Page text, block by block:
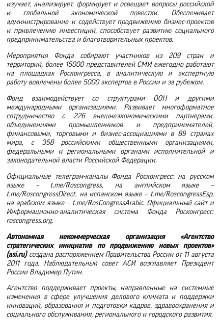
изучает, анализирует, формирует и освещает вопросы российской
и глобальной экономической повестки. Обеспечивает
администрирование и содействует продвижению бизнес-проектов
и привлечению инвестиций, способствует развитию социального
предпринимательства и благотворительных проектов.
Мероприятия Фонда собирают участников из 209 стран и
территорий, более 15000 представителей СМИ ежегодно работают
на площадках Росконгресса, в аналитическую и экспертную
работу вовлечены более 5000 экспертов в России и за рубежом.
Фонд взаимодействует со структурами ООН и другими
международными организациями. Развивает многоформатное
сотрудничество с 226 внешнеэкономическими партнерами,
объединениями промышленников и предпринимателей,
финансовыми, торговыми и бизнес-ассоциациями в 89 странах
мира, с 358 российскими общественными организациями,
федеральными и региональными органами исполнительной и
законодательной власти Российской Федерации.
Официальные телеграм-каналы Фонда Росконгресс: на русском
языке – t.me/Roscongress, на английском языке –
t.me/RoscongressDirect, на испанском языке – t.me/RoscongressEsp,
на арабском языке – t.me/RosCongressArabic. Официальный сайт и
Информационно-аналитическая система Фонда Росконгресс:
roscongress.org.
Автономная некоммерческая организация «Агентство
стратегических инициатив по продвижению новых проектов»
(asi.ru)создана распоряжением Правительства России от 11 августа
2011 года. Наблюдательный совет АСИ возглавляет Президент
России Владимир Путин.
Агентство поддерживает проекты, направленные на системные
изменения в сфере улучшения делового климата и поддержки
инноваций, образования и подготовки кадров, здравоохранения и
социального обслуживания, регионального и городского развития.